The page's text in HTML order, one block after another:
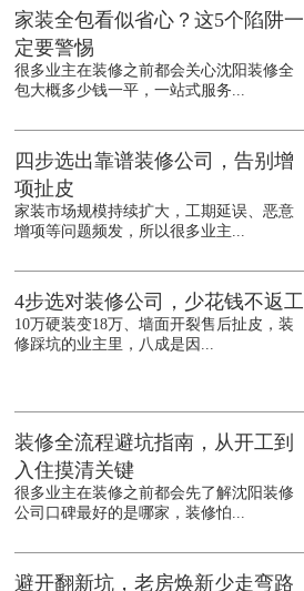
家装全包看似省心？这5个陷阱一
定要警惕
很多业主在装修之前都会关心沈阳装修全
包大概多少钱一平，一站式服务...
四步选出靠谱装修公司，告别增
项扯皮
家装市场规模持续扩大，工期延误、恶意
增项等问题频发，所以很多业主...
4步选对装修公司，少花钱不返工
10万硬装变18万、墙面开裂售后扯皮，装
修踩坑的业主里，八成是因...
装修全流程避坑指南，从开工到
入住摸清关键
很多业主在装修之前都会先了解沈阳装修
公司口碑最好的是哪家，装修怕...
避开翻新坑，老房焕新少走弯路